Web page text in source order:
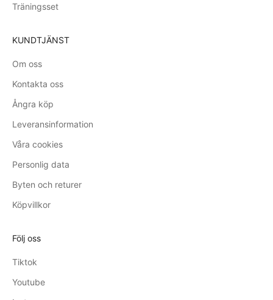
Träningsset
KUNDTJÄNST
Om oss
Kontakta oss
Ångra köp
Leveransinformation
Våra cookies
Personlig data
Byten och returer
Köpvillkor
Följ oss
Tiktok
Youtube